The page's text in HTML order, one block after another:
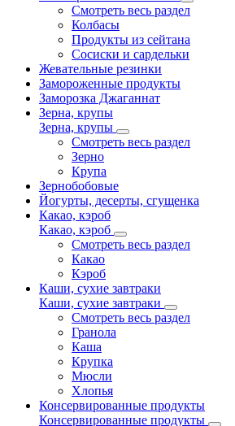
Смотреть весь раздел
Колбасы
Продукты из сейтана
Сосиски и сардельки
Жевательные резинки
Замороженные продукты
Заморозка Джаганнат
Зерна, крупы
Зерна, крупы
Смотреть весь раздел
Зерно
Крупа
Зернобобовые
Йогурты, десерты, сгущенка
Какао, кэроб
Какао, кэроб
Смотреть весь раздел
Какао
Кэроб
Каши, сухие завтраки
Каши, сухие завтраки
Смотреть весь раздел
Гранола
Каша
Крупка
Мюсли
Хлопья
Консервированные продукты
Консервированные продукты